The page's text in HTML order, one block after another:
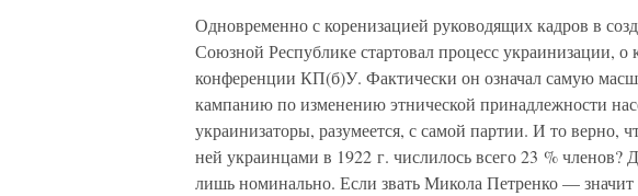
Одновременно с коренизацией руководящих кадров в
Союзной Республике стартовал процесс украинизации,
конференции КП(б)У. Фактически он означал самую
кампанию по изменению этнической принадлежности
украинизаторы, разумеется, с самой партии. И то верно,
ней украинцами в 1922 г. числилось всего 23 % членов?
лишь номинально. Если звать Микола Петренко — значит